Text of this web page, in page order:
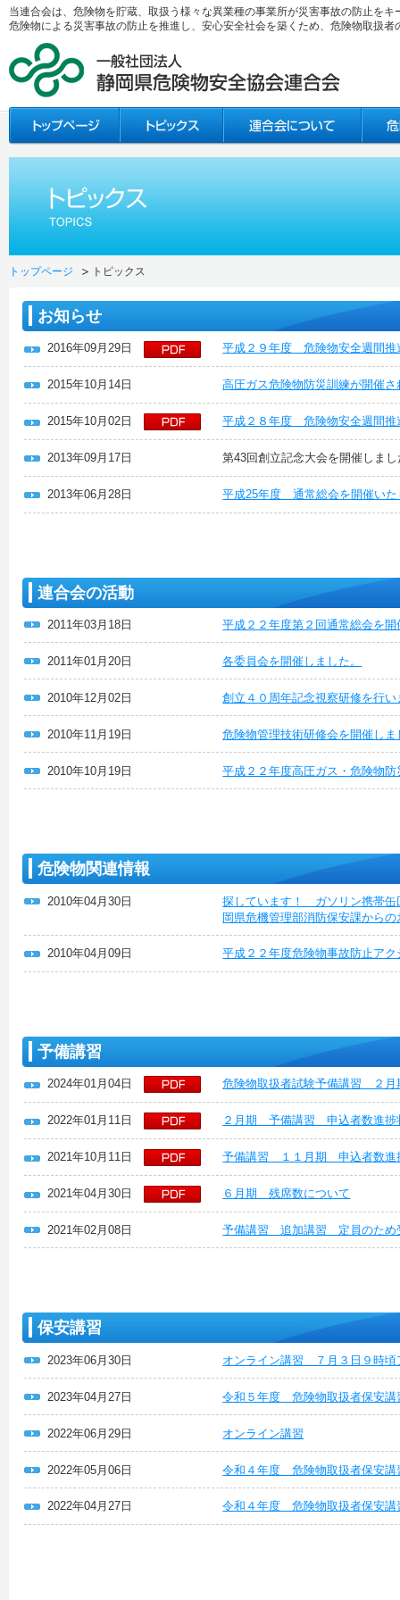
当連合会は、危険物を貯蔵、取扱う様々な異業種の事業所が災害事故の防止を
危険物による災害事故の防止を推進し、安心安全社会を築くため、危険物取扱
トップページ トピックス
お知らせ
2016年09月29日 平成２９年度 危険物安全週間推
2015年10月14日 高圧ガス危険物防災訓練が開催さ
2015年10月02日 平成２８年度 危険物安全週間推
2013年09月17日 第43回創立記念大会を開催しま
2013年06月28日 平成25年度 通常総会を開催いた
連合会の活動
2011年03月18日 平成２２年度第２回通常総会を
2011年01月20日 各委員会を開催しました。
2010年12月02日 創立４０周年記念視察研修を行い
2010年11月19日 危険物管理技術研修会を開催しま
2010年10月19日 平成２２年度高圧ガス・危険物
危険物関連情報
2010年04月30日
探しています！ ガソリン携帯缶
岡県危機管理部消防保安課から
2010年04月09日 平成２２年度危険物事故防止ア
予備講習
2024年01月04日 危険物取扱者試験予備講習 ２
2022年01月11日 ２月期 予備講習 申込者数進捗
2021年10月11日 予備講習 １１月期 申込者数進
2021年04月30日 ６月期 残席数について
2021年02月08日 予備講習 追加講習 定員のため
保安講習
2023年06月30日 オンライン講習 ７月３日９時頃
2023年04月27日 令和５年度 危険物取扱者保
2022年06月29日 オンライン講習
2022年05月06日 令和４年度 危険物取扱者保安
2022年04月27日 令和４年度 危険物取扱者保安講